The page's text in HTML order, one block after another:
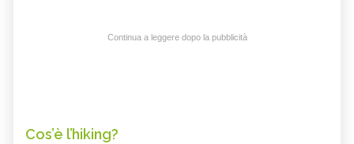
Continua a leggere dopo la pubblicità
Cos’è l’hiking?